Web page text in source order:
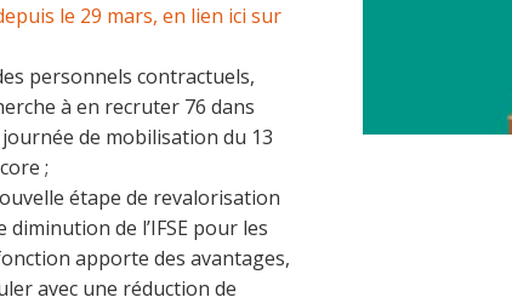
le 29 mars, en lien ici sur
personnels contractuels,
à en recruter 76 dans
de mobilisation du 13
;
étape de revalorisation
diminution de l’IFSE pour les
apporte des avantages,
avec une réduction de